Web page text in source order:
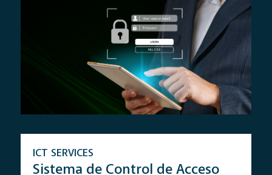
Sistema de Control de Acceso
ICT SERVICES